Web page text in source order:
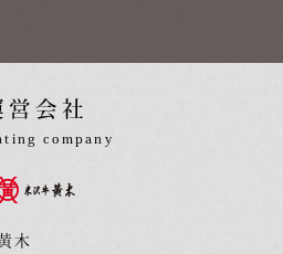
営会社
company
木